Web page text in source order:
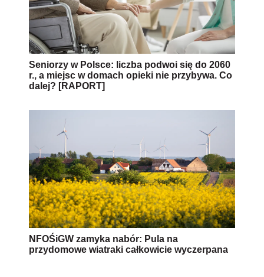
Seniorzy w Polsce: liczba podwoi się do 2060
r., a miejsc w domach opieki nie przybywa. Co
dalej? [RAPORT]
NFOŚiGW zamyka nabór: Pula na
przydomowe wiatraki całkowicie wyczerpana